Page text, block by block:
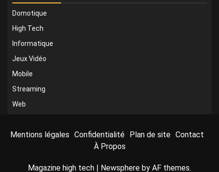
Domotique
High Tech
Informatique
Jeux Vidéo
Mobile
Streaming
Web
Mentions légales Confidentialité Plan de site Contact
À Propos
Magazine high tech Newsphere by AF themes.